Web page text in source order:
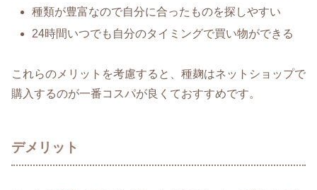
種類が豊富なので自分に合ったものを探しやすい
24時間いつでも自分のタイミングで買い物ができる
これらのメリットを考慮すると、種麹はネットショップで
購入するのが一番コスパが良くておすすめです。
デメリット